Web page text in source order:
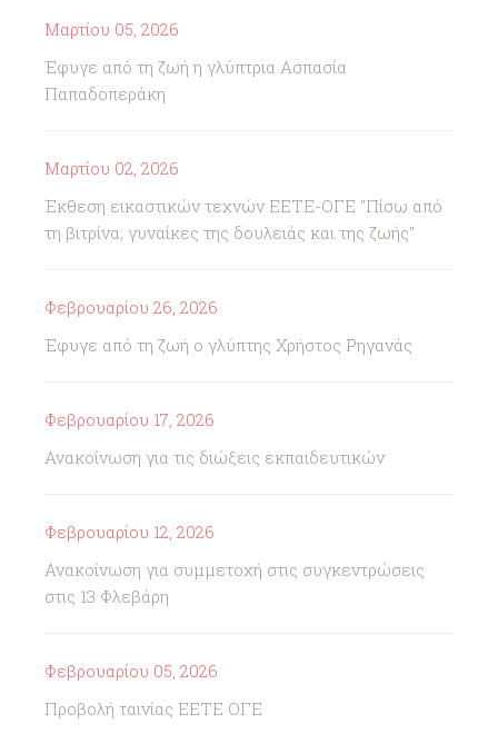
Μαρτίου 05, 2026
Έφυγε από τη ζωή η γλύπτρια Ασπασία
Παπαδοπεράκη
Μαρτίου 02, 2026
Έκθεση εικαστικών τεχνών ΕΕΤΕ-ΟΓΕ "Πίσω από
τη βιτρίνα; γυναίκες της δουλειάς και της ζωής"
Φεβρουαρίου 26, 2026
Έφυγε από τη ζωή ο γλύπτης Χρήστος Ρηγανάς
Φεβρουαρίου 17, 2026
Ανακοίνωση για τις διώξεις εκπαιδευτικών
Φεβρουαρίου 12, 2026
Ανακοίνωση για συμμετοχή στις συγκεντρώσεις
στις 13 Φλεβάρη
Φεβρουαρίου 05, 2026
Προβολή ταινίας ΕΕΤΕ ΟΓΕ